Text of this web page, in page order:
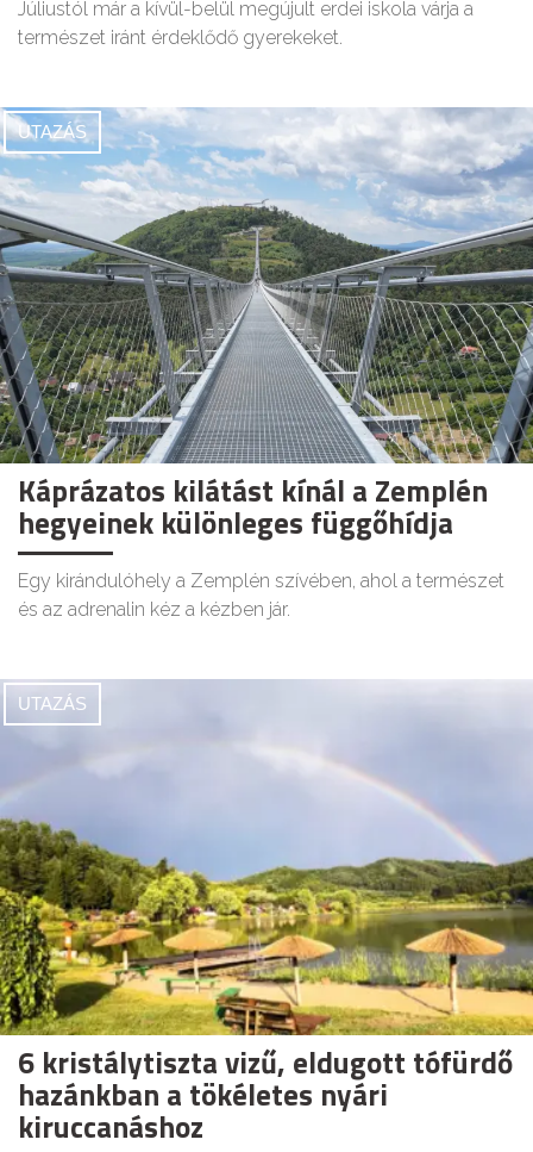
Júliustól már a kívül-belül megújult erdei iskola várja a
természet iránt érdeklődő gyerekeket.
UTAZÁS
Káprázatos kilátást kínál a Zemplén
hegyeinek különleges függőhídja
Egy kirándulóhely a Zemplén szívében, ahol a természet
és az adrenalin kéz a kézben jár.
UTAZÁS
6 kristálytiszta vizű, eldugott tófürdő
hazánkban a tökéletes nyári
kiruccanáshoz